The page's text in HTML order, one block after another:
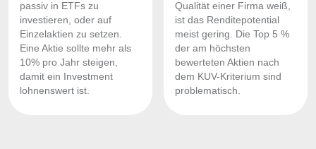
passiv in ETFs zu
investieren, oder auf
Einzelaktien zu setzen.
Eine Aktie sollte mehr als
10% pro Jahr steigen,
damit ein Investment
lohnenswert ist.
Qualität einer Firma weiß,
ist das Renditepotential
meist gering. Die Top 5 %
der am höchsten
bewerteten Aktien nach
dem KUV-Kriterium sind
problematisch.